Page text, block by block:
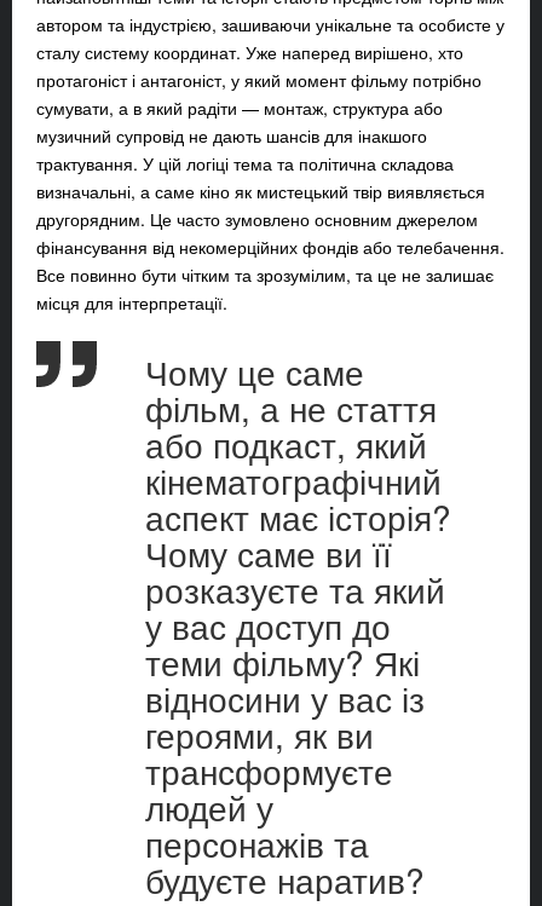
автором та індустрією, зашиваючи унікальне та особисте у
сталу систему координат. Уже наперед вирішено, хто
протагоніст і антагоніст, у який момент фільму потрібно
сумувати, а в який радіти — монтаж, структура або
музичний супровід не дають шансів для інакшого
трактування. У цій логіці тема та політична складова
визначальні, а саме кіно як мистецький твір виявляється
другорядним. Це часто зумовлено основним джерелом
фінансування від некомерційних фондів або телебачення.
Все повинно бути чітким та зрозумілим, та це не залишає
місця для інтерпретації.
Чому це саме
фільм, а не стаття
або подкаст, який
кінематографічний
аспект має історія?
Чому саме ви її
розказуєте та який
у вас доступ до
теми фільму? Які
відносини у вас із
героями, як ви
трансформуєте
людей у
персонажів та
будуєте наратив?